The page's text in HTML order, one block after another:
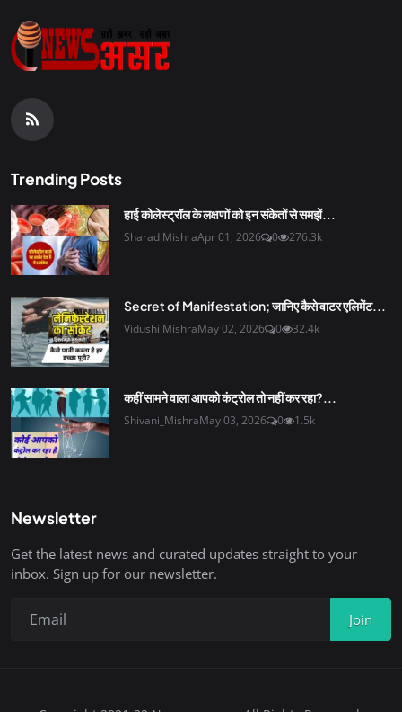
Trending Posts
हाई कोलेस्ट्रॉल के लक्षणों को इन संकेतों से समझें...
Sharad MishraApr 01, 2026 0 276.3k
Secret of Manifestation; जानिए कैसे वाटर एलिमेंट...
Vidushi MishraMay 02, 2026 0 32.4k
कहीं सामने वाला आपको कंट्रोल तो नहीं कर रहा?...
Shivani_MishraMay 03, 2026 0 1.5k
Newsletter
Get the latest news and curated updates straight to your
inbox. Sign up for our newsletter.
Join